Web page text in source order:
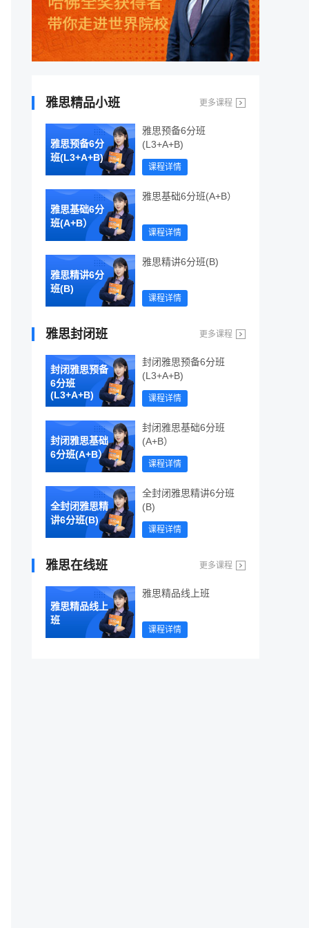
雅思精品小班 更多课程
雅思预备6分
班(L3+A+B)
雅思预备6分班
(L3+A+B)
课程详情
雅思基础6分
班(A+B）
雅思基础6分班(A+B）
课程详情
雅思精讲6分
班(B)
雅思精讲6分班(B)
课程详情
雅思封闭班 更多课程
封闭雅思预备
6分班
(L3+A+B)
封闭雅思预备6分班
(L3+A+B)
课程详情
封闭雅思基础
6分班(A+B）
封闭雅思基础6分班
(A+B）
课程详情
全封闭雅思精
讲6分班(B)
全封闭雅思精讲6分班
(B)
课程详情
雅思在线班 更多课程
雅思精品线上
班
雅思精品线上班
课程详情